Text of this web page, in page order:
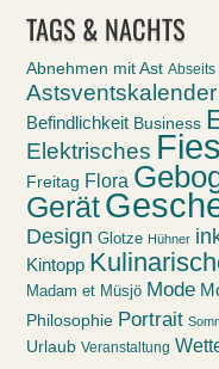
TAGS & NACHTS
Abnehmen mit Ast Abseits
Astsventskalender
Befindlichkeit Business
Elektrisches
Freitag Flora
Gerät
Design Glotze Hühner
Kintopp
Madam et Müsjö Mode
Philosophie Portrait
Urlaub Veranstaltung